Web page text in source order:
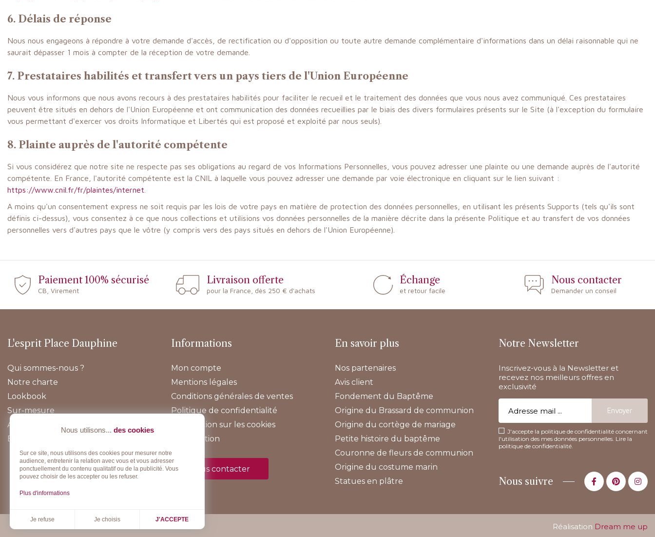
6. Délais de réponse
Nous nous engageons à répondre à votre demande d'accès, de rectification ou d'opposition ou toute autre demande complémentaire d'informations dans un délai raisonnable qui ne
saurait dépasser 1 mois à compter de la réception de votre demande.
7. Prestataires habilités et transfert vers un pays tiers de l'Union Européenne
Nous vous informons que nous avons recours à des prestataires habilités pour faciliter le recueil et le traitement des données que vous nous avez communiqué. Ces prestataires
peuvent être situés en dehors de l'Union Européenne et ont communication des données recueillies par le biais des divers formulaires présents sur le Site (à l'exception du formulaire
vous permettant d'exercer vos droits Informatique et Libertés qui est proposé et exploité par nous seuls).
8. Plainte auprès de l'autorité compétente
Si vous considérez que notre site ne respecte pas ses obligations au regard de vos Informations Personnelles, vous pouvez adresser une plainte ou une demande auprès de l'autorité
compétente. En France, l'autorité compétente est la CNIL à laquelle vous pouvez adresser une demande par voie électronique en cliquant sur le lien suivant :
https://www.cnil.fr/fr/plaintes/internet
A moins qu'un consentement express ne soit requis par les lois de votre pays en matière de protection des données personnelles, en utilisant les présents Supports (tels qu'ils sont
définis ci-dessus), vous consentez à ce que nous collections et utilisions vos données personnelles de la manière décrite dans la présente Politique et au transfert de vos données
personnelles vers d'autres pays que le vôtre (y compris vers des pays situés en dehors de l'Union Européenne).
Paiement 100% sécurisé
CB, Virement
Livraison offerte
pour la France, dès 250 € d'achats
Échange
et retour facile
Nous contacter
Demander un conseil
L'esprit Place Dauphine
Qui sommes-nous ?
Notre charte
Lookbook
Sur-mesure
Actualités
E-boutique
Informations
Mon compte
Mentions légales
Conditions générales de ventes
Politique de confidentialité
Information sur les cookies
Rétractation
Nous contacter
En savoir plus
Nos partenaires
Avis client
Fondement du Baptême
Origine du Brassard de communion
Origine du cortège de mariage
Petite histoire du baptême
Couronne de fleurs de communion
Origine du costume marin
Statues en plâtre
Notre Newsletter
Inscrivez-vous à la Newsletter et
recevez nos meilleurs offres en
exclusivité
J'accepte la politique de confidentialité concernant
l'utilisation des mes données personnelles. Lire la
politique de confidentialité.
Nous suivre
Nous utilisons... des cookies
Sur ce site, nous utilisons des cookies pour mesurer notre
audience, entretenir la relation avec vous et vous adresser
ponctuellement du contenu qualitatif ou de la publicité. Vous
pouvez choisir de les accepter ou les refuser.
Plus d'informations
Je refuse Je choisis J'ACCEPTE
Réalisation Dream me up